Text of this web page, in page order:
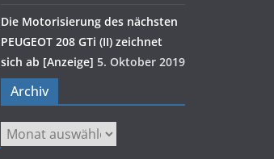
Die Motorisierung des nächsten
PEUGEOT 208 GTi (II) zeichnet
sich ab [Anzeige] 5. Oktober 2019
Archiv
Archiv